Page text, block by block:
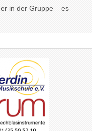
in der Gruppe – es